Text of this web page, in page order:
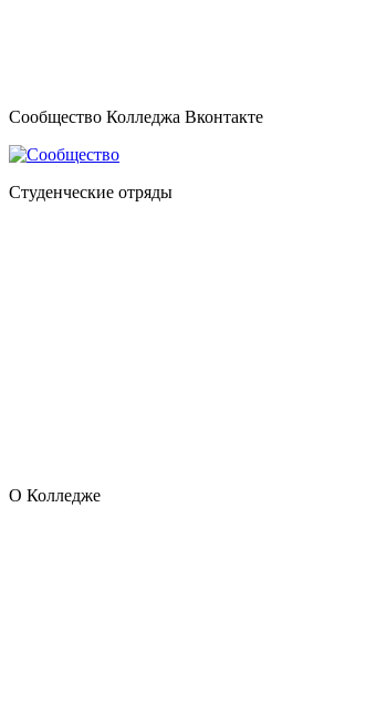
Сообщество Колледжа Вконтакте
Студенческие отряды
О Колледже